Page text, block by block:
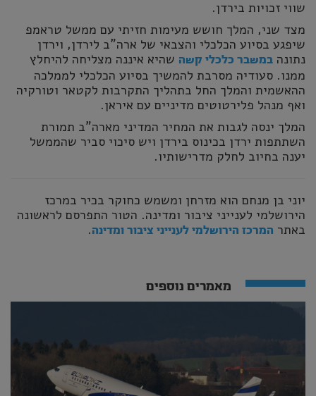
שווי זכויות בירדן.
מצד שני, המלך חושש מעימות חזיתי עם ממשל טראמפ
שיפגע בסיוע הכלכלי והצבאי של ארה"ב לירדן, וירדן
נתונה במשבר כלכלי קשה שהיא איננה מצליחה להיחלץ
ממנו. סעודיה מסרבת להמשיך בסיוע הכלכלי לממלכה
ההאשמית והמלך החל בתהליך התקרבות לקטאר וטורקיה
ואף מנהל פלירטוטים מדיניים עם איראן.
המלך ינסה לגבות את המחיר המדיני מארה"ב תמורת
השתתפות ירדן בכינוס בירדן ויש סיכוי סביר שהממשל
יענה בחיוב לחלק מדרישותיו.
יוני בן מנחם הוא מזרחן ומשמש כחוקר בכיר במרכז
הירושלמי לענייני ציבור ומדינה. הטור התפרסם לראשונה
באתר המרכז הירושלמי לענייני ציבור ומדינה.
מאמרים נוספים